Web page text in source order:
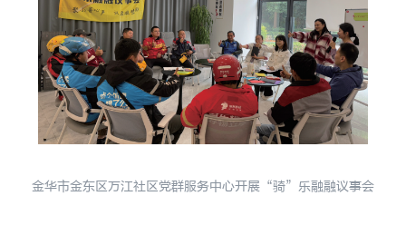
金华市金东区万江社区党群服务中心开展“骑”乐融融议事会